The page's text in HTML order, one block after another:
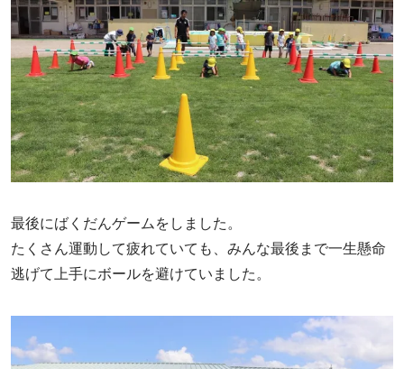
最後にばくだんゲームをしました。
たくさん運動して疲れていても、みんな最後まで一生懸命
逃げて上手にボールを避けていました。